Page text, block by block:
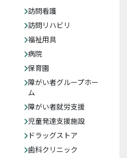
訪問看護
訪問リハビリ
福祉用具
病院
保育園
障がい者グループホー
ム
障がい者就労支援
児童発達支援施設
ドラッグストア
歯科クリニック